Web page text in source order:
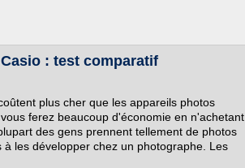
: test comparatif
plus cher que les appareils photos
ferez beaucoup d'économie en n'achetant
des gens prennent tellement de photos
les développer chez un photographe. Les